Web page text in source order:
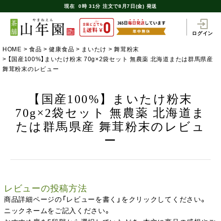
現在 0時 31分 注文で8月7日(金) 発送
ログイン
HOME 食品 健康食品 まいたけ
舞茸粉末
【国産100%】まいたけ粉末 70g×2袋セット 無農薬 北海道または群馬県産
舞茸粉末のレビュー
【国産100%】まいたけ粉末
70g×2袋セット 無農薬 北海道ま
たは群馬県産 舞茸粉末のレビュ
ー
レビューの投稿方法
商品詳細ページの「レビューを書く」をクリックしてください。
ニックネームをご記入ください。